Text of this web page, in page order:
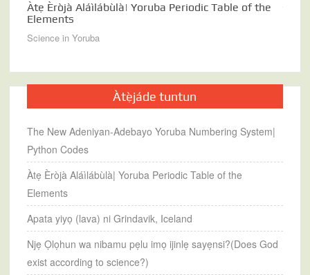
Àtẹ Èròjà Aláìlábùlà| Yoruba Periodic Table of the
Elements
Science in Yoruba
Àtẹ̀jáde tuntun
The New Adeniyan-Adebayo Yoruba Numbering System|
Python Codes
Àtẹ Èròjà Aláìlábùlà| Yoruba Periodic Table of the
Elements
Apata yiyọ (lava) ni Grindavik, Iceland
Njẹ Ọlọhun wa nibamu pẹlu imọ ijinlẹ sayẹnsi?(Does God
exist according to science?)